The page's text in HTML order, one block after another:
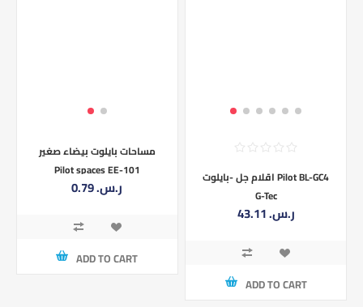
مساحات بايلوت بيضاء صغير
Pilot spaces EE-101
0.79 ر.س.‏
ADD TO CART
اقلام جل -بايلوت Pilot BL-GC4
G-Tec
43.11 ر.س.‏
ADD TO CART